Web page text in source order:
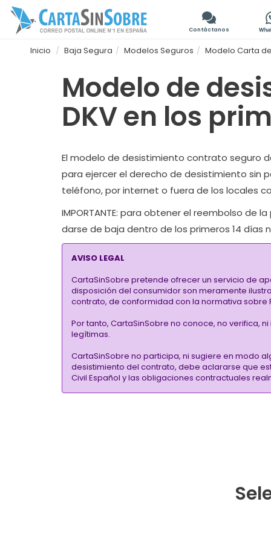
Contáctanos
Inicio Baja Segura Modelos Seguros Modelo Carta
Modelo de
DKV en los
El modelo de desistimiento contrato seguro
para ejercer el derecho de desistimiento sin
teléfono, por internet o fuera de los locales
IMPORTANTE: para obtener el reembolso de la
darse de baja dentro de los primeros 14
AVISO LEGAL
CartaSinSobre pretende ofrecer un servicio de
disposición del consumidor son meramente
contrato, de conformidad con la normativa sobre
Por tanto, CartaSinSobre no conoce, no verifica,
legítimas.
CartaSinSobre no participa, ni sugiere en modo
desistimiento del contrato, debe aclararse que
Civil Español y las obligaciones contractuales